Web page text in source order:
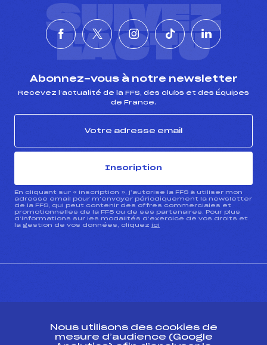
SUIVEZ
L'ACTU
Abonnez-vous à notre newsletter
Recevez l’actualité de la FFS, des clubs et des Équipes
de France.
Inscription
En cliquant sur « inscription », j’autorise la FFS à utiliser mon
adresse email pour m’envoyer périodiquement la newsletter
de la FFS, qui peut contenir des offres commerciales et
promotionnelles de la FFS ou de ses partenaires. Pour plus
d’informations sur les modalités d’exercice de vos droits et
la gestion de vos données, cliquez ici
Nous utilisons des cookies de
mesure d’audience (Google